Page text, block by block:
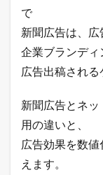
ッ
ト
広
告
の
果
標
に
つ
い
で
新聞広告は、広
企業ブランデ
広告出稿される
新聞広告とネ
用の違いと、
広告効果を数
えます。